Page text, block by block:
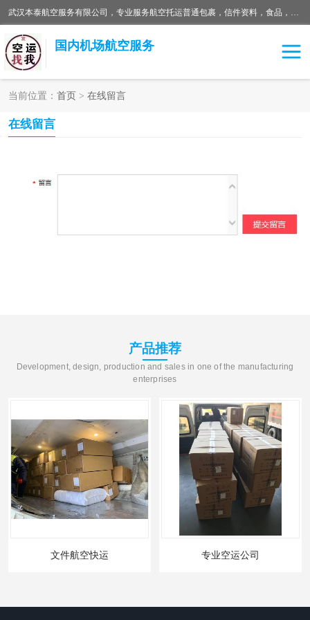
武汉本泰航空服务有限公司，专业服务航空托运普通包裹，信件资料，食品，服装，快消品等运输的专线空运，完善的网络服务确保为客户提供准确、*、安全的“门对门”服务，本着“诚信为本、精诚合作”的服务宗旨.“以安全运输为保障，以运价合理要求市场”的经营理念。武汉机场货运、武汉航空物流、武汉空运、武汉天河国际机场东方、南方、国际航空、机场空运业务覆盖国内二三线机场城市，如：武汉-敦煌、武汉-柳州等
国内机场航空服务
当前位置： 首页 > 在线留言
在线留言
产品推荐
Development, design, production and sales in one of the manufacturing
enterprises
文件航空快运 专业空运公司
航空服务